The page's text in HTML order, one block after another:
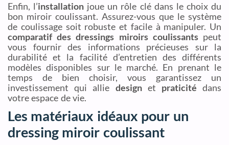
Enfin, l’installation joue un rôle clé dans le choix du
bon miroir coulissant. Assurez-vous que le système
de coulissage soit robuste et facile à manipuler. Un
comparatif des dressings miroirs coulissantspeut
vous fournir des informations précieuses sur la
durabilité et la facilité d’entretien des différents
modèles disponibles sur le marché. En prenant le
temps de bien choisir, vous garantissez un
investissement qui allie designet praticité dans
votre espace de vie.
Les matériaux idéaux pour un
dressing miroir coulissant